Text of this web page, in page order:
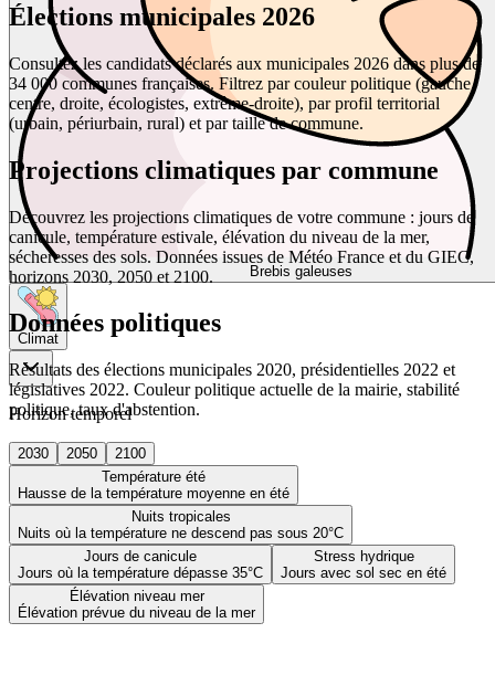
Brebis galeuses
Climat
Horizon temporel
2030 2050
2100
Température été
Hausse de la température moyenne en été
Nuits tropicales
Nuits où la température ne descend pas sous 20°C
Jours de canicule
Jours où la température dépasse 35°C
Stress hydrique
Jours avec sol sec en été
Élévation niveau mer
Élévation prévue du niveau de la mer
Élections municipales 2026
Consultez les candidats déclarés aux municipales 2026 dans plus de
34 000 communes françaises. Filtrez par couleur politique (gauche,
centre, droite, écologistes, extrême-droite), par profil territorial
(urbain, périurbain, rural) et par taille de commune.
Projections climatiques par commune
Découvrez les projections climatiques de votre commune : jours de
canicule, température estivale, élévation du niveau de la mer,
sécheresses des sols. Données issues de Météo France et du GIEC,
horizons 2030, 2050 et 2100.
Données politiques
Résultats des élections municipales 2020, présidentielles 2022 et
législatives 2022. Couleur politique actuelle de la mairie, stabilité
politique, taux d'abstention.